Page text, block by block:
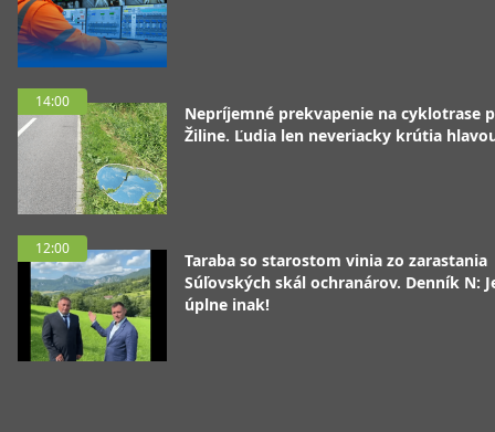
14:00
Nepríjemné prekvapenie na cyklotrase
Žiline. Ľudia len neveriacky krútia
12:00
Taraba so starostom vinia zo zarastania
Súľovských skál ochranárov. Denník N:
úplne inak!